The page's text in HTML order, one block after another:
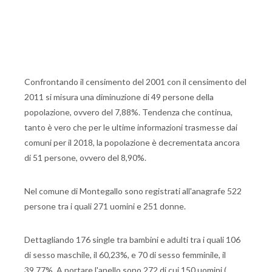
Confrontando il censimento del 2001 con il censimento del
2011 si misura una diminuzione di 49 persone della
popolazione, ovvero del 7,88%. Tendenza che continua,
tanto è vero che per le ultime informazioni trasmesse dai
comuni per il 2018, la popolazione è decrementata ancora
di 51 persone, ovvero del 8,90%.
Nel comune di Montegallo sono registrati all'anagrafe 522
persone tra i quali 271 uomini e 251 donne.
Dettagliando 176 single tra bambini e adulti tra i quali 106
di sesso maschile, il 60,23%, e 70 di sesso femminile, il
39,77%. A portare l'anello sono 272 di cui 150 uomini (